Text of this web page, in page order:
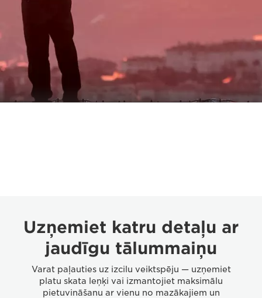
Uzņemiet katru detaļu ar
jaudīgu tālummaiņu
Varat paļauties uz izcilu veiktspēju — uzņemiet
platu skata leņķi vai izmantojiet maksimālu
pietuvināšanu ar vienu no mazākajiem un